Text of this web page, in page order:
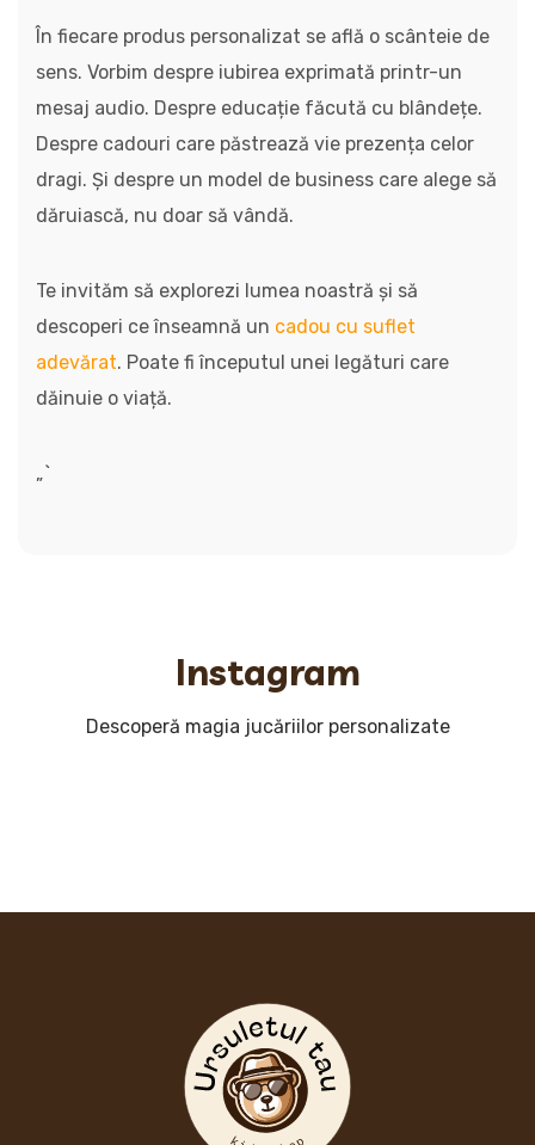
În fiecare produs personalizat se află o scânteie de
sens. Vorbim despre iubirea exprimată printr-un
mesaj audio. Despre educație făcută cu blândețe.
Despre cadouri care păstrează vie prezența celor
dragi. Și despre un model de business care alege să
dăruiască, nu doar să vândă.
Te invităm să explorezi lumea noastră și să
descoperi ce înseamnă un cadou cu suflet
adevărat. Poate fi începutul unei legături care
dăinuie o viață.
„`
Instagram
Descoperă magia jucăriilor personalizate